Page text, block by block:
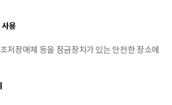
사용
저장매체 등을 잠금장치가 있는 안전한 장소에